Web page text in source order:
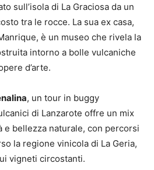
sull’isola di La Graciosa da un
tra le rocce​​. La sua ex casa,
è un museo che rivela la
intorno a bolle vulcaniche
d’arte​​.
, un tour in buggy
di Lanzarote offre un mix
e bellezza naturale, con percorsi
la regione vinicola di La Geria,
vigneti circostanti​​.